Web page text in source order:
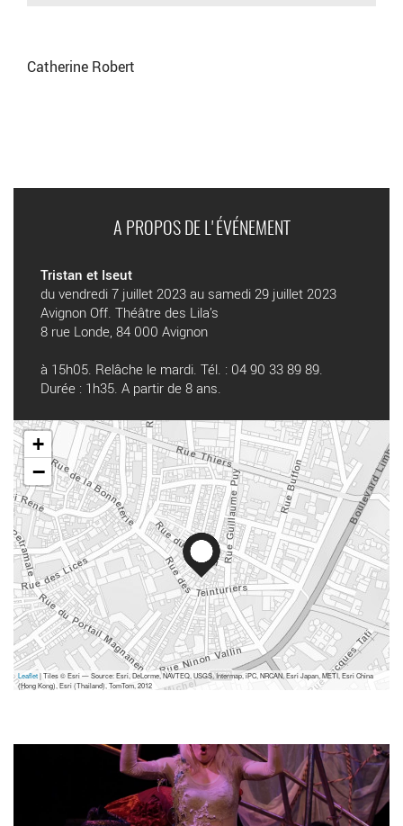
Catherine Robert
A PROPOS DE L'ÉVÉNEMENT
Tristan et Iseut
du vendredi 7 juillet 2023 au samedi 29 juillet 2023
Avignon Off. Théâtre des Lila’s
8 rue Londe, 84 000 Avignon
à 15h05. Relâche le mardi. Tél. : 04 90 33 89 89.
Durée : 1h35. A partir de 8 ans.
+
−
Leaflet| Tiles © Esri — Source: Esri, DeLorme, NAVTEQ, USGS, Intermap, iPC, NRCAN, Esri Japan, METI, Esri China
(Hong Kong), Esri (Thailand), TomTom, 2012